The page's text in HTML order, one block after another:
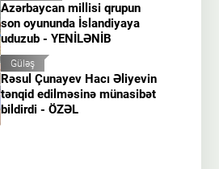
Azərbaycan millisi qrupun
son oyununda İslandiyaya
uduzub - YENİLƏNİB
Güləş
Rəsul Çunayev Hacı Əliyevin
tənqid edilməsinə münasibət
bildirdi - ÖZƏL